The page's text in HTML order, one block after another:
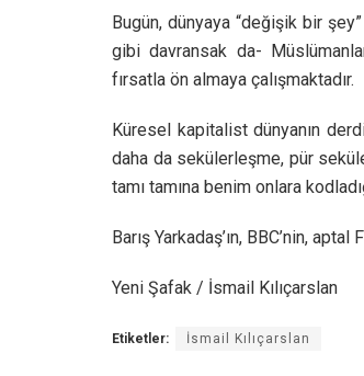
Bugün, dünyaya “değişik bir
gibi davransak da-
fırsatla ön almaya çalışmaktadır.
Küresel kapitalist dünyanın
daha da sekülerleşme, pür
tamı tamına benim onlara
Barış Yarkadaş’ın, BBC’nin,
Yeni Şafak / İsmail Kılıçarslan
Etiketler: İsmail Kılıçarslan